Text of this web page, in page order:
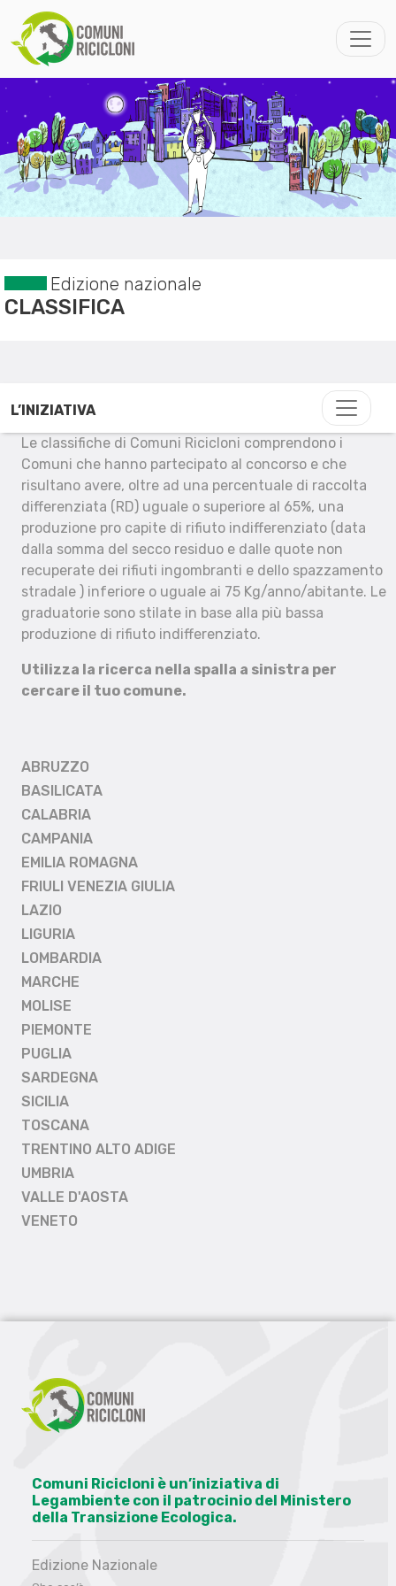
Edizione nazionale
CLASSIFICA
L’INIZIATIVA
Le classifiche di Comuni Ricicloni comprendono i
Comuni che hanno partecipato al concorso e che
risultano avere, oltre ad una percentuale di raccolta
differenziata (RD) uguale o superiore al 65%, una
produzione pro capite di rifiuto indifferenziato (data
dalla somma del secco residuo e dalle quote non
recuperate dei rifiuti ingombranti e dello spazzamento
stradale ) inferiore o uguale ai 75 Kg/anno/abitante. Le
graduatorie sono stilate in base alla più bassa
produzione di rifiuto indifferenziato.
Utilizza la ricerca nella spalla a sinistra per
cercare il tuo comune.
ABRUZZO
BASILICATA
CALABRIA
CAMPANIA
EMILIA ROMAGNA
FRIULI VENEZIA GIULIA
LAZIO
LIGURIA
LOMBARDIA
MARCHE
MOLISE
PIEMONTE
PUGLIA
SARDEGNA
SICILIA
TOSCANA
TRENTINO ALTO ADIGE
UMBRIA
VALLE D'AOSTA
VENETO
Comuni Ricicloni è un’iniziativa di
Legambiente con il patrocinio del Ministero
della Transizione Ecologica.
Edizione Nazionale